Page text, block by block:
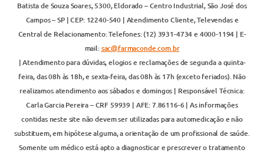
Batista de Souza Soares, 5300, Eldorado – Centro Industrial, São José dos
Campos – SP | CEP: 12240-540 | Atendimento Cliente, Televendas e
Central de Relacionamento: Telefones: (12) 3931-4734 e 4000-1194 | E-
mail:sac@farmaconde.com.br
| Atendimento para dúvidas, elogios e reclamações de segunda a quinta-
feira, das 08h às 18h, e sexta-feira, das 08h às 17h (exceto feriados). Não
realizamos atendimento aos sábados e domingos | Responsável Técnica:
Carla Garcia Pereira – CRF 59939 | AFE: 7.86116-6 | As informações
contidas neste site não devem ser utilizadas para automedicação e não
substituem, em hipótese alguma, a orientação de um profissional de saúde.
Somente um médico está apto a diagnosticar e prescrever o tratamento